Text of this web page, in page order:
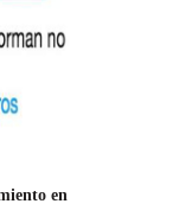
en